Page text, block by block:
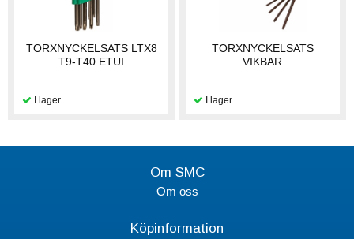
TORXNYCKELSATS LTX8
T9-T40 ETUI
TORXNYCKELSATS
VIKBAR
Om SMC
Om oss
Köpinformation